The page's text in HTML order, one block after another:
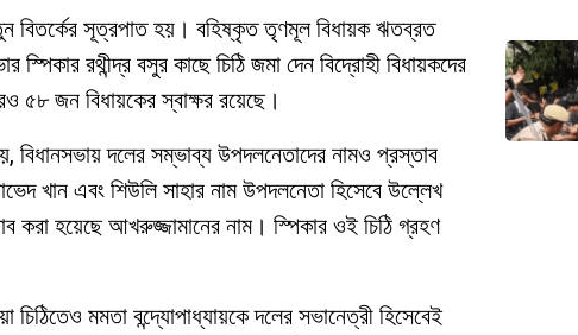
বিতর্কের সূত্রপাত হয়। বহিষ্কৃত তৃণমূল বিধায়ক ঋতব্রত
স্পিকার রথীন্দ্র বসুর কাছে চিঠি জমা দেন বিদ্রোহী বিধায়কদের
জন বিধায়কের স্বাক্ষর রয়েছে।
বিধানসভায় দলের সম্ভাব্য উপদলনেতাদের নামও প্রস্তাব
খান এবং শিউলি সাহার নাম উপদলনেতা হিসেবে উল্লেখ
করা হয়েছে আখরুজ্জামানের নাম। স্পিকার ওই চিঠি গ্রহণ
মমতা বন্দ্যোপাধ্যায়কে দলের সভানেত্রী হিসেবেই